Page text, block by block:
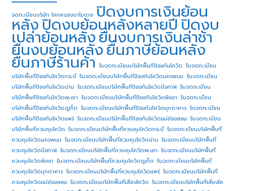
จดทะเบียนบริษัท โคกหนองนาโมเดล ปิดงบการเงินย้อน
หลังปิดงบย้อนหลังหลายปี ปิดงบ
เปล่าย้อนหลังยื่นงบการเงินล่าช้า
ยื่นงบย้อนหลังยื่นภาษีย้อนหลัง
ยื่นภาษีร้านค้า รับจดทะเบียนบริษัทพื้นทีป้องกันโควิด รับจดทะเบียน
บริษัทพื้นทีป้องกันโควิดกระบี่ รับจดทะเบียนบริษัทพื้นทีป้องกันโควิดนครพนม รับจดทะเบียน
บริษัทพื้นทีป้องกันโควิดน่าน รับจดทะเบียนบริษัทพื้นทีป้องกันโควิดบึงกาฬ รับจดทะเบียน
บริษัทพื้นทีป้องกันโควิดพะเยา รับจดทะเบียนบริษัทพื้นทีป้องกันโควิดพังงา รับจดทะเบียน
บริษัทพื้นทีป้องกันโควิดภูเก็ต รับจดทะเบียนบริษัทพื้นทีป้องกันโควิดมุกดาหาร รับจดทะเบียน
บริษัทพื้นทีป้องกันโควิดแพร่ รับจดทะเบียนบริษัทพื้นทีป้องกันโควิดแม่ฮ่องสอน รับจดทะเบียน
บริษัทพื้นที่ควบคุมโควิด รับจดทะเบียนบริษัทพื้นที่ควบคุมโควิดกระบี่ รับจดทะเบียนบริษัทพื้นที่
ควบคุมโควิดนครพนม รับจดทะเบียนบริษัทพื้นที่ควบคุมโควิดน่าน รับจดทะเบียนบริษัทพื้นที่
ควบคุมโควิดบึงกาฬ รับจดทะเบียนบริษัทพื้นที่ควบคุมโควิดพะเยา รับจดทะเบียนบริษัทพื้นที่
ควบคุมโควิดพังงา รับจดทะเบียนบริษัทพื้นที่ควบคุมโควิดภูเก็ต รับจดทะเบียนบริษัทพื้นที่
ควบคุมโควิดมุกดาหาร รับจดทะเบียนบริษัทพื้นที่ควบคุมโควิดแพร่ รับจดทะเบียนบริษัทพื้นที่
ควบคุมโควิดแม่ฮ่องสอน รับจดทะเบียนบริษัทพื้นที่เสี่ยงโควิด รับจดทะเบียนบริษัทพื้นที่เสี่ยงโค